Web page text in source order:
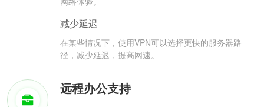
减少延迟
在某些情况下，使用VPN可以选择更快的服务器路
径，减少延迟，提高网速。
远程办公支持